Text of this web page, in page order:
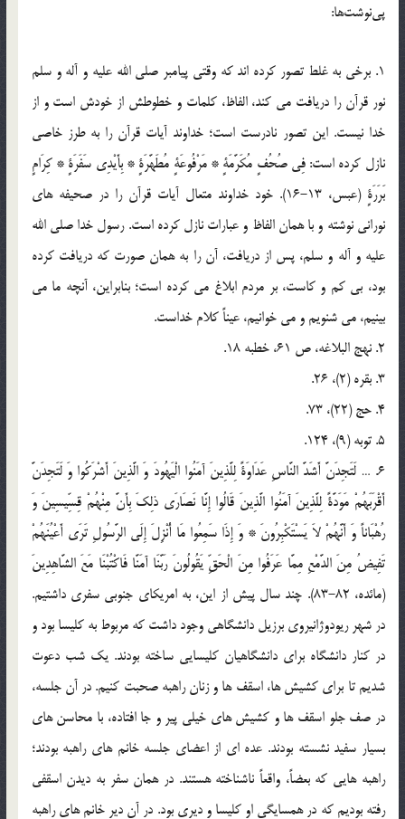
پی‌نوشت‌ها:
1. برخی به غلط تصور کرده اند که وقتی پیامبر صلی الله علیه و آله و سلم
نور قرآن را دریافت می کند، الفاظ، کلمات و خطوطش از خودش است و از
خدا نیست. این تصور نادرست است؛ خداوند آیات قرآن را به طرز خاصی
نازل کرده است: فِی صُحُفٍ مُکَرَّمَةٍ * مَرْفُوعَةٍ مُطَهَّرَةٍ * بِأَیْدِی سَفَرَةٍ * کِرَامٍ
بَرَرَةٍ (عبس، 13-16). خود خداوند متعال آیات قرآن را در صحیفه های
نورانی نوشته و با همان الفاظ و عبارات نازل کرده است. رسول خدا صلی الله
علیه و آله و سلم، پس از دریافت، آن را به همان صورت که دریافت کرده
بود، بی کم و کاست، بر مردم ابلاغ می کرده است؛ بنابراین، آنچه ما می
بینیم، می شنویم و می خوانیم، عیناً کلام خداست.
2. نهج البلاغه، ص 61، خطبه 18.
3. بقره (2)، 26.
4. حج (22)، 73.
5. توبه (9)، 124.
6. … لَتَجِدَنَّ أَشَدَّ النَّاسِ عَدَاوَةً لِلَّذِینَ آمَنُوا الْیَهُودَ وَ الَّذِینَ أَشْرَکُوا وَ لَتَجِدَنَّ
أَقْرَبَهُمْ مَوَدَّةً لِلَّذِینَ آمَنُوا الَّذِینَ قَالُوا إِنَّا نَصَارَى ذلِکَ بِأَنَّ مِنْهُمْ قِسِّیسِینَ وَ
رُهْبَاناً وَ أَنَّهُمْ لاَ یَسْتَکْبِرُونَ‌ * وَ إِذَا سَمِعُوا مَا أُنْزِلَ إِلَى الرَّسُولِ تَرَى أَعْیُنَهُمْ
تَفِیضُ مِنَ الدَّمْعِ مِمَّا عَرَفُوا مِنَ الْحَقِّ یَقُولُونَ رَبَّنَا آمَنَّا فَاکْتُبْنَا مَعَ الشَّاهِدِینَ‌
(مائده، 82-83). چند سال پیش از این، به امریکای جنوبی سفری داشتیم.
در شهر ریودوژانیروی برزیل دانشگاهی وجود داشت که مربوط به کلیسا بود و
در کنار دانشگاه برای دانشگاهیان کلیسایی ساخته بودند. یک شب دعوت
شدیم تا برای کشیش ها، اسقف ها و زنان راهبه صحبت کنیم. در آن جلسه،
در صف جلو اسقف ها و کشیش های خیلی پیر و جا افتاده، با محاسن های
بسیار سفید نشسته بودند. عده ای از اعضای جلسه خانم های راهبه بودند؛
راهبه هایی که بعضاً، واقعاً ناشناخته هستند. در همان سفر به دیدن اسقفی
رفته بودیم که در همسایگی او کلیسا و دیری بود. در آن دیر خانم های راهبه